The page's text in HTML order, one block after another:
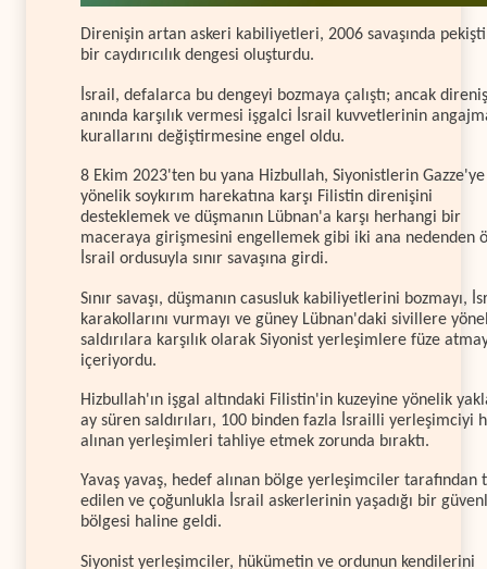
Direnişin artan askeri kabiliyetleri, 2006 savaşında
bir caydırıcılık dengesi oluşturdu.
İsrail, defalarca bu dengeyi bozmaya çalıştı; ancak
anında karşılık vermesi işgalci İsrail kuvvetlerinin
kurallarını değiştirmesine engel oldu.
8 Ekim 2023'ten bu yana Hizbullah, Siyonistlerin Gazze'ye
yönelik soykırım harekatına karşı Filistin direnişini
desteklemek ve düşmanın Lübnan'a karşı herhangi bir
maceraya girişmesini engellemek gibi iki ana nedenden
İsrail ordusuyla sınır savaşına girdi.
Sınır savaşı, düşmanın casusluk kabiliyetlerini bozmayı,
karakollarını vurmayı ve güney Lübnan'daki sivillere
saldırılara karşılık olarak Siyonist yerleşimlere füze
içeriyordu.
Hizbullah'ın işgal altındaki Filistin'in kuzeyine yönelik
ay süren saldırıları, 100 binden fazla İsrailli yerleşimciyi
alınan yerleşimleri tahliye etmek zorunda bıraktı.
Yavaş yavaş, hedef alınan bölge yerleşimciler tarafından
edilen ve çoğunlukla İsrail askerlerinin yaşadığı bir
bölgesi haline geldi.
Siyonist yerleşimciler, hükümetin ve ordunun kendilerini